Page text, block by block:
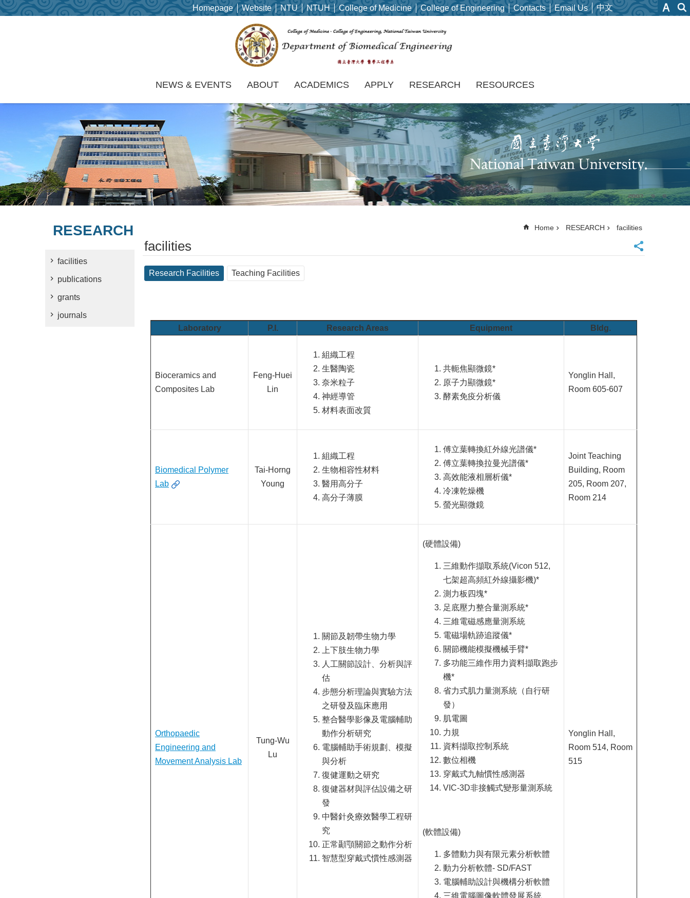
Skip to main content Homepage Website NTU NTUH College of Medicine College of Engineering Contacts Email Us 中文
NEWS & EVENTS ABOUT ACADEMICS APPLY RESEARCH RESOURCES
RESEARCH
facilities
publications
grants
journals
Home RESEARCH facilities
facilities
Research Facilities Teaching Facilities
Laboratory P.I. Research Areas Equipment Bldg.
Bioceramics and
Composites Lab
Feng-Huei
Lin
組織工程
生醫陶瓷
奈米粒子
神經導管
材料表面改質
共軛焦顯微鏡*
原子力顯微鏡*
酵素免疫分析儀
Yonglin Hall,
Room 605-607
Biomedical Polymer
Lab
Tai-Horng
Young
組織工程
生物相容性材料
醫用高分子
高分子薄膜
傅立葉轉換紅外線光譜儀*
傅立葉轉換拉曼光譜儀*
高效能液相層析儀*
冷凍乾燥機
螢光顯微鏡
Joint Teaching
Building, Room
205, Room 207,
Room 214
Orthopaedic
Engineering and
Movement Analysis Lab
Tung-Wu
Lu
關節及韌帶生物力學
上下肢生物力學
人工關節設計、分析與評
估
步態分析理論與實驗方法
之研發及臨床應用
整合醫學影像及電腦輔助
動作分析研究
電腦輔助手術規劃、模擬
與分析
復健運動之研究
復健器材與評估設備之研
發
中醫針灸療效醫學工程研
究
正常顳顎關節之動作分析
智慧型穿戴式慣性感測器
(硬體設備)
三維動作擷取系統(Vicon 512,
七架超高頻紅外線攝影機)*
測力板四塊*
足底壓力整合量測系統*
三維電磁感應量測系統
電磁場軌跡追蹤儀*
關節機能模擬機械手臂*
多功能三維作用力資料擷取跑步
機*
省力式肌力量測系統（自行研
發）
肌電圖
力規
資料擷取控制系統
數位相機
穿戴式九軸慣性感測器
VIC-3D非接觸式變形量測系統
(軟體設備)
多體動力與有限元素分析軟體
動力分析軟體- SD/FAST
電腦輔助設計與機構分析軟體
三維電腦圖像軟體發展系統
Yonglin Hall,
Room 514, Room
515